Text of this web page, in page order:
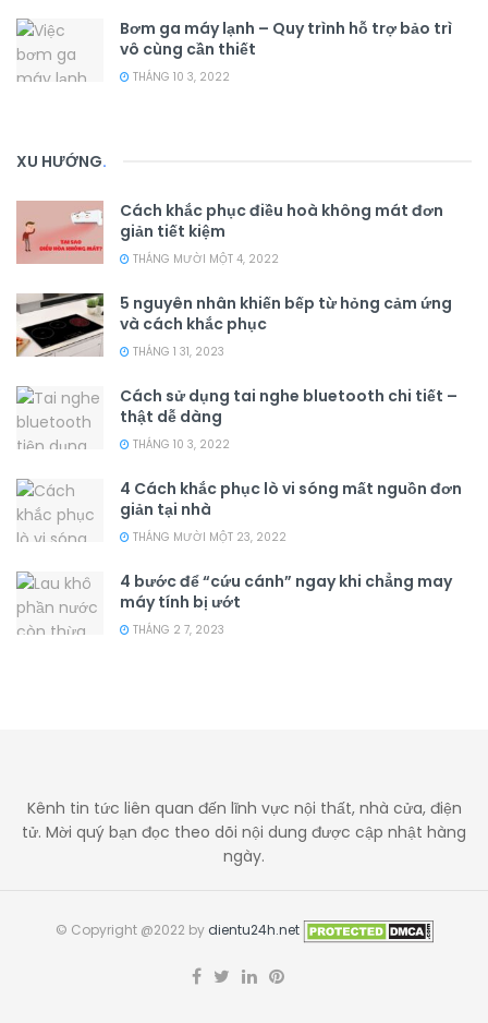
Bơm ga máy lạnh – Quy trình hỗ trợ bảo trì
vô cùng cần thiết
THÁNG 10 3, 2022
XU HƯỚNG.
Cách khắc phục điều hoà không mát đơn
giản tiết kiệm
THÁNG MƯỜI MỘT 4, 2022
5 nguyên nhân khiến bếp từ hỏng cảm ứng
và cách khắc phục
THÁNG 1 31, 2023
Cách sử dụng tai nghe bluetooth chi tiết –
thật dễ dàng
THÁNG 10 3, 2022
4 Cách khắc phục lò vi sóng mất nguồn đơn
giản tại nhà
THÁNG MƯỜI MỘT 23, 2022
4 bước để “cứu cánh” ngay khi chẳng may
máy tính bị ướt
THÁNG 2 7, 2023
Kênh tin tức liên quan đến lĩnh vực nội thất, nhà cửa, điện
tử. Mời quý bạn đọc theo dõi nội dung được cập nhật hàng
ngày.
© Copyright @2022 by dientu24h.net